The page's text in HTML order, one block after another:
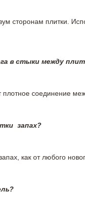
сторонам плитки.
в стыки между
соединение
запах?
как от любого